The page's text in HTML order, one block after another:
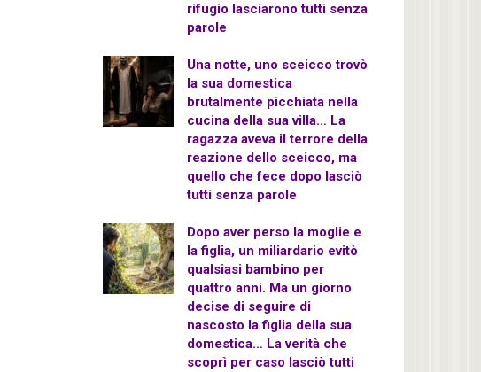
rifugio lasciarono tutti senza
parole
Una notte, uno sceicco trovò
la sua domestica
brutalmente picchiata nella
cucina della sua villa… La
ragazza aveva il terrore della
reazione dello sceicco, ma
quello che fece dopo lasciò
tutti senza parole
Dopo aver perso la moglie e
la figlia, un miliardario evitò
qualsiasi bambino per
quattro anni. Ma un giorno
decise di seguire di
nascosto la figlia della sua
domestica… La verità che
scoprì per caso lasciò tutti